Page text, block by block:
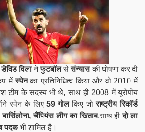
डेविड विलानेफुटबॉलसेसंन्यासकी घोषणा कर दी
मेंस्पेनका प्रतिनिधित्व किया और वो 2010 में
टीम के सदस्य भी थे, साथ ही 2008 में यूरोपीय
स्पेन के लिए59 गोलकिए जोराष्ट्रीय रिकॉर्ड
बार्सिलोना, चैंपियंस लीग का खिताब,साथ हीदो ला
पदकभी शामिल है।